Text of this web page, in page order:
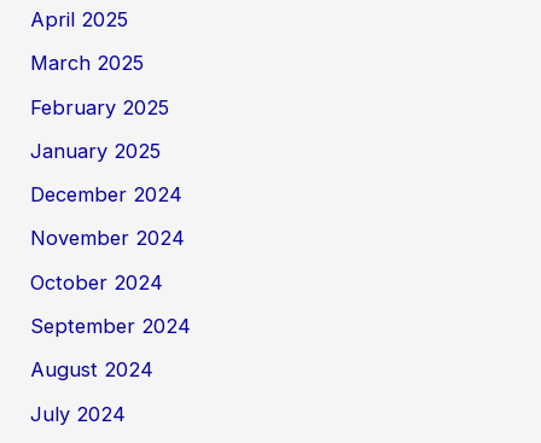
April 2025
March 2025
February 2025
January 2025
December 2024
November 2024
October 2024
September 2024
August 2024
July 2024